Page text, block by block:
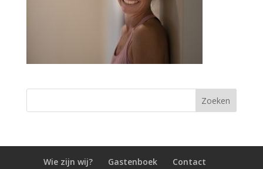
Wie zijn wij? Gastenboek
Contact